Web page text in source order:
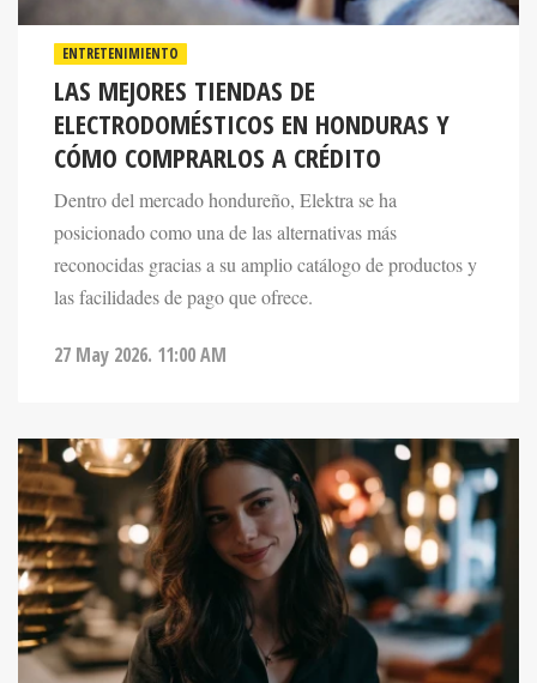
LAS MEJORES TIENDAS DE
ELECTRODOMÉSTICOS EN HONDURAS Y
CÓMO COMPRARLOS A CRÉDITO
Dentro del mercado hondureño, Elektra se ha
posicionado como una de las alternativas más
reconocidas gracias a su amplio catálogo de productos y
las facilidades de pago que ofrece.